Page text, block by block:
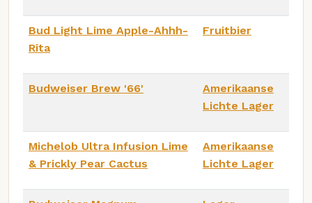
Bud Light Lime Apple-Ahhh-
Rita
Fruitbier
Budweiser Brew '66'
Amerikaanse
Lichte Lager
Michelob Ultra Infusion Lime
& Prickly Pear Cactus
Amerikaanse
Lichte Lager